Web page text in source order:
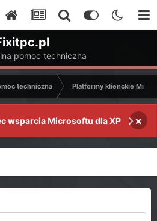
pomoc techniczna
techniczna Platformy klienckie
wsparcia Microsoftu dla XP ×